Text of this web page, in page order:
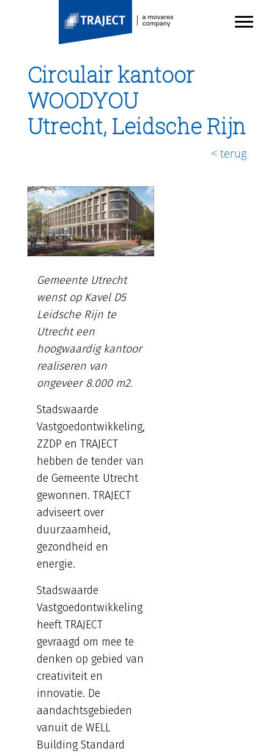
inhoud
Circulair kantoor
WOODYOU
Utrecht, Leidsche Rijn
< terug
Gemeente Utrecht
wenst op Kavel D5
Leidsche Rijn te
Utrecht een
hoogwaardig kantoor
realiseren van
ongeveer 8.000 m2.
Stadswaarde
Vastgoedontwikkeling,
ZZDP en TRAJECT
hebben de tender van
de Gemeente Utrecht
gewonnen. TRAJECT
adviseert over
duurzaamheid,
gezondheid en
energie.
Stadswaarde
Vastgoedontwikkeling
heeft TRAJECT
gevraagd om mee te
denken op gebied van
creativiteit en
innovatie. De
aandachtsgebieden
vanuit de WELL
Building Standard